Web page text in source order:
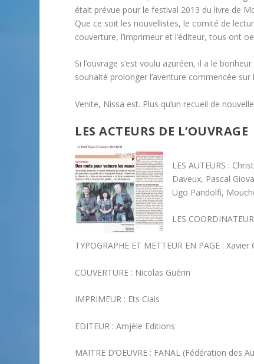
était prévue pour le festival 2013 du livre de
Que ce soit les nouvellistes, le comité de
couverture, l’imprimeur et l’éditeur, tous ont
Si l’ouvrage s’est voulu azuréen, il a le
souhaité prolonger l’aventure commencée sur
Venite, Nissa est. Plus qu’un recueil de
LES ACTEURS DE L’OUVRAGE
LES AUTEURS :
Daveux, Pascal
Ugo Pandolfi,
LES
TYPOGRAPHE ET METTEUR EN PAGE : Xavier
COUVERTURE : Nicolas Guérin
IMPRIMEUR : Ets Ciais
EDITEUR : Amjèle Editions
MAITRE D’OEUVRE : FANAL (Fédération des